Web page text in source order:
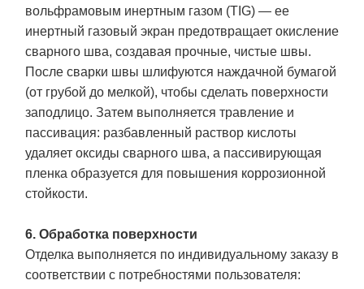
вольфрамовым инертным газом (TIG) — ее
инертный газовый экран предотвращает окисление
сварного шва, создавая прочные, чистые швы.
После сварки швы шлифуются наждачной бумагой
(от грубой до мелкой), чтобы сделать поверхности
заподлицо. Затем выполняется травление и
пассивация: разбавленный раствор кислоты
удаляет оксиды сварного шва, а пассивирующая
пленка образуется для повышения коррозионной
стойкости.
6. Обработка поверхности
Отделка выполняется по индивидуальному заказу в
соответствии с потребностями пользователя: